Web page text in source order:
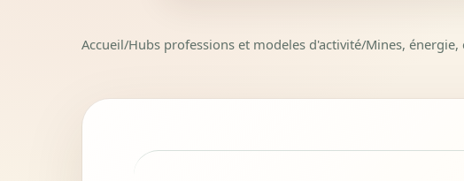
Accueil/Hubs professions et modeles d'activité/Mines,